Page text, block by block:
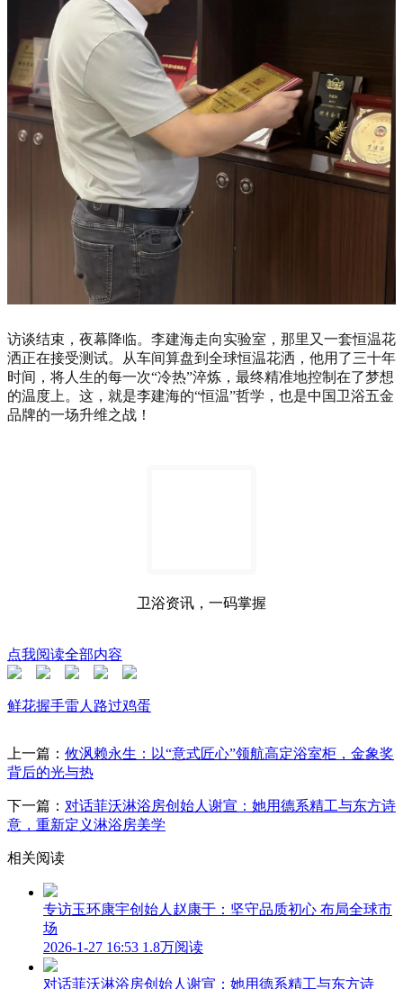
访谈结束，夜幕降临。李建海走向实验室，那里又一套恒温花
洒正在接受测试。从车间算盘到全球恒温花洒，他用了三十年
时间，将人生的每一次“冷热”淬炼，最终精准地控制在了梦想
的温度上。这，就是李建海的“恒温”哲学，也是中国卫浴五金
品牌的一场升维之战！
卫浴资讯，一码掌握
点我阅读全部内容
鲜花握手雷人 路过鸡蛋
上一篇： 攸沨赖永生：以“意式匠心”领航高定浴室柜，金象奖
背后的光与热
下一篇： 对话菲沃淋浴房创始人谢宣：她用德系精工与东方诗
意，重新定义淋浴房美学
相关阅读
专访玉环康宇创始人赵康于：坚守品质初心 布局全球市
场
2026-1-27 16:53 1.8万阅读
对话菲沃淋浴房创始人谢宣：她用德系精工与东方诗